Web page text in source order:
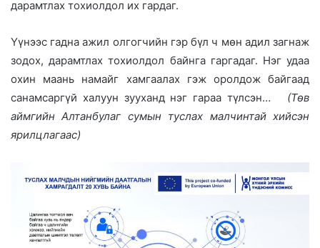
дарамтлах тохиолдол их гардаг.
Үүнээс гадна ажил олгогчийн гэр бүл ч мөн адил загнаж
зодох, дарамтлах тохиолдол байнга гаргадаг. Нэг удаа
охин маань намайг хамгаалах гэж оролдож байгаад
санамсаргүй халуун зууханд нэг гараа түлсэн… (Төв
аймгийн Алтанбулаг сумын туслах малчинтай хийсэн
ярилцлагаас)